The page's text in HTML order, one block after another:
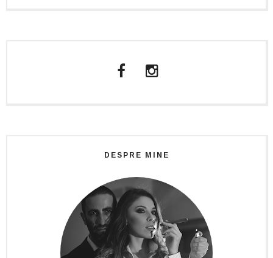
DESPRE MINE